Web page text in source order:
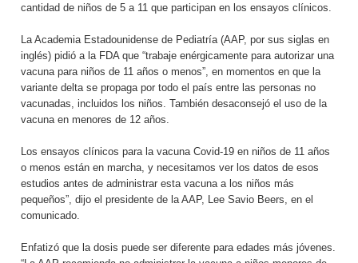
cantidad de niños de 5 a 11 que participan en los ensayos clínicos.
La Academia Estadounidense de Pediatría (AAP, por sus siglas en
inglés) pidió a la FDA que “trabaje enérgicamente para autorizar una
vacuna para niños de 11 años o menos”, en momentos en que la
variante delta se propaga por todo el país entre las personas no
vacunadas, incluidos los niños. También desaconsejó el uso de la
vacuna en menores de 12 años.
Los ensayos clínicos para la vacuna Covid-19 en niños de 11 años
o menos están en marcha, y necesitamos ver los datos de esos
estudios antes de administrar esta vacuna a los niños más
pequeños”, dijo el presidente de la AAP, Lee Savio Beers, en el
comunicado.
Enfatizó que la dosis puede ser diferente para edades más jóvenes.